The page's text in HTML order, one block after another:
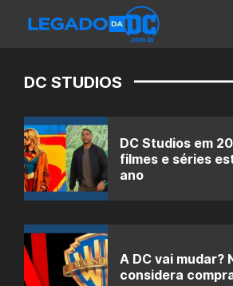
DC STUDIOS
DC Studios em
filmes e séries
ano
A DC vai mudar?
considera